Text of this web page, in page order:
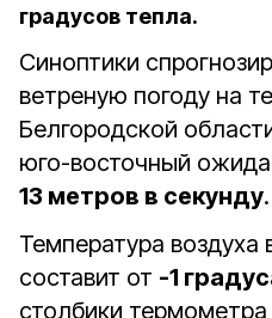
градусов тепла.
Синоптики
ветреную погоду на
Белгородской
юго-восточный
13 метров в секунду.
Температура
составит от -1
столбики